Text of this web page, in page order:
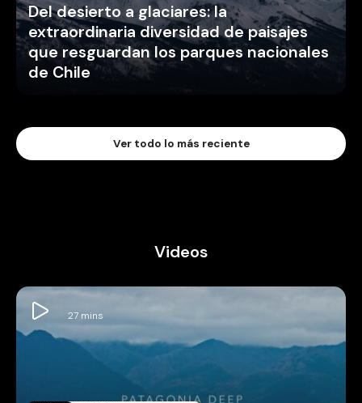
Del desierto a glaciares: la
extraordinaria diversidad de paisajes
que resguardan los parques nacionales
de Chile
Ver todo lo más reciente
Videos